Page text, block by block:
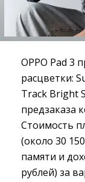
OPPO Pad 3
расцветки:
Track Bright
предзаказа
Стоимость
(около 30
памяти и
рублей) за